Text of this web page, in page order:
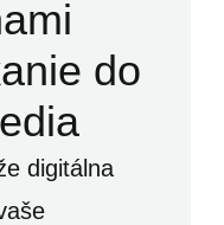
do
digitálna